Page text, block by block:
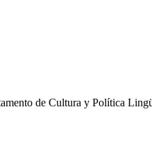
de Cultura y Política